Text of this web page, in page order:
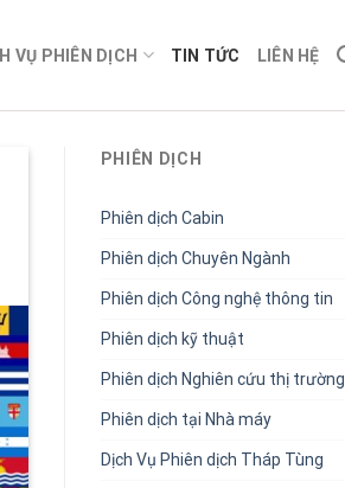
VỤ PHIÊN DỊCH TIN TỨC LIÊN HỆ
PHIÊN DỊCH
Phiên dịch Cabin
Phiên dịch Chuyên Ngành
Phiên dịch Công nghệ thông tin
Phiên dịch kỹ thuật
Phiên dịch Nghiên cứu thị trường
Phiên dịch tại Nhà máy
Dịch Vụ Phiên dịch Tháp Tùng